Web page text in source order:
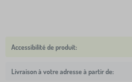
Livraison à votre adresse à partir de: